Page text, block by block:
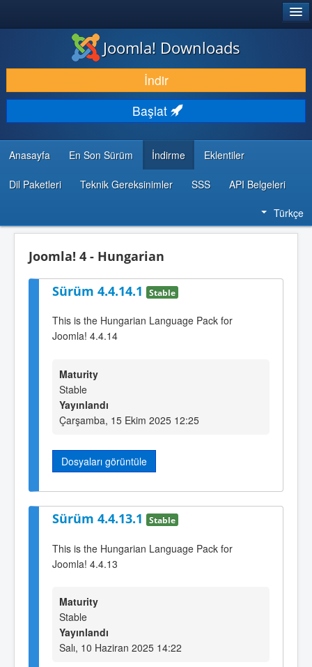
İNDIR & GENIŞLET
KEŞFET & ÖĞREN
TOPLULUK & DESTEK
GELIŞTIRICI KAYNAKLARI
Joomla! Downloads
İndir
Başlat
Anasayfa En Son Sürüm İndirme Eklentiler
Dil Paketleri Teknik Gereksinimler SSS API Belgeleri
Türkçe
Joomla! 4 - Hungarian
Sürüm 4.4.14.1 Stable
This is the Hungarian Language Pack for
Joomla! 4.4.14
Maturity
Stable
Yayınlandı
Çarşamba, 15 Ekim 2025 12:25
Dosyaları görüntüle
Sürüm 4.4.13.1 Stable
This is the Hungarian Language Pack for
Joomla! 4.4.13
Maturity
Stable
Yayınlandı
Salı, 10 Haziran 2025 14:22